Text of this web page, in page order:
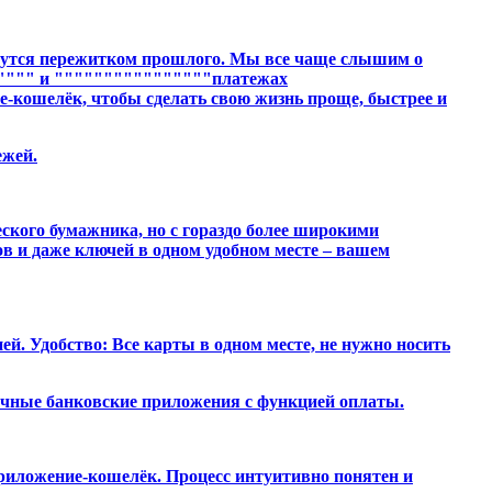
пережитком прошлого. Мы все чаще слышим о
и """"""""""""""""платежах
чтобы сделать свою жизнь проще, быстрее и
бумажника, но с гораздо более широкими
и даже ключей в одном удобном месте – вашем
Удобство: Все карты в одном месте, не нужно носить
банковские приложения с функцией оплаты.
кошелёк. Процесс интуитивно понятен и